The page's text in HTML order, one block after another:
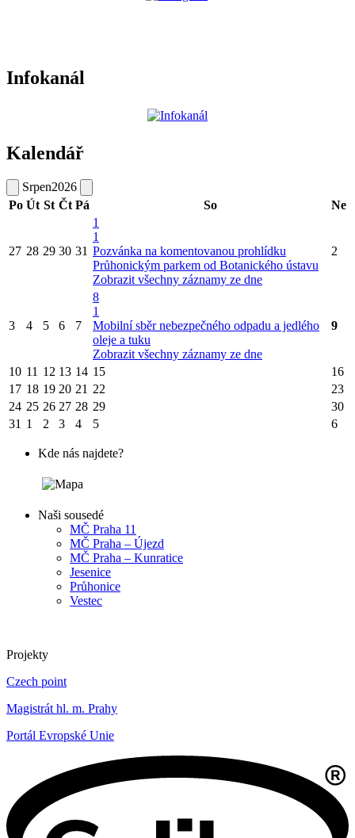
Infokanál
Kalendář
Srpen2026
Po Út St Čt Pá So Ne
27 28 29 30 31
1
1
Pozvánka na komentovanou prohlídku
Průhonickým parkem od Botanického ústavu
Zobrazit všechny záznamy ze dne
2
3 4 5 6 7
8
1
Mobilní sběr nebezpečného odpadu a jedlého
oleje a tuku
Zobrazit všechny záznamy ze dne
9
10 11 12 13 14 15
16
17 18 19 20 21 22
23
24 25 26 27 28 29
30
31 1 2 3 4 5 6
Kde nás najdete?
Naši sousedé
MČ Praha 11
MČ Praha – Újezd
MČ Praha – Kunratice
Jesenice
Průhonice
Vestec
Projekty
Czech point
Magistrát hl. m. Prahy
Portál Evropské Unie